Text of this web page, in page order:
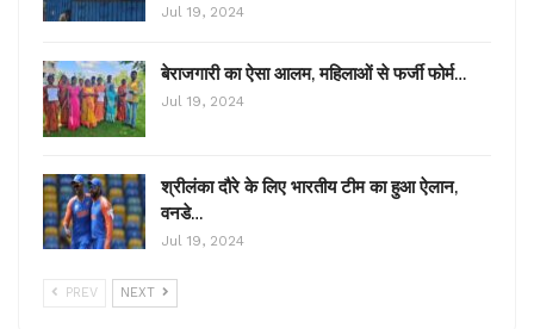
Jul 19, 2024
बेराजगारी का ऐसा आलम, महिलाओं से फर्जी फोर्म…
Jul 19, 2024
श्रीलंका दौरे के लिए भारतीय टीम का हुआ ऐलान,
वनडे…
Jul 19, 2024
PREV NEXT